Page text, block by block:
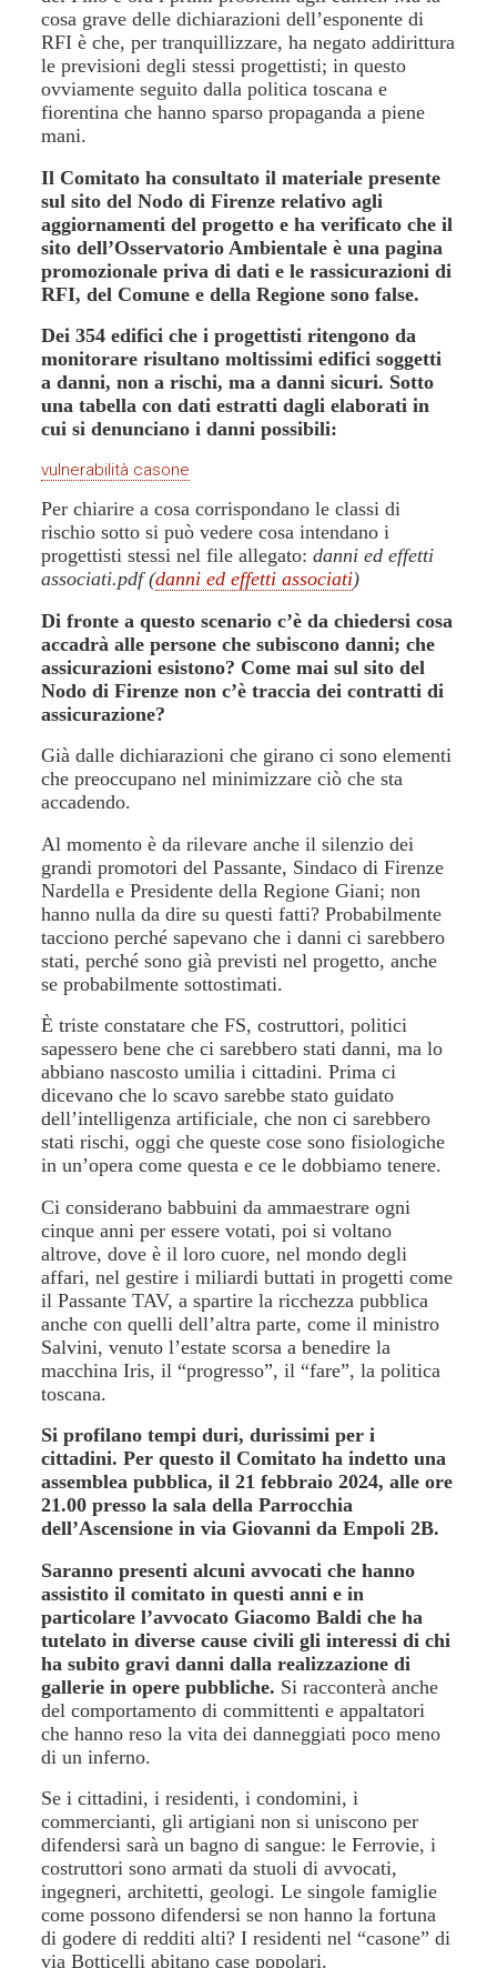
cosa grave delle dichiarazioni dell’esponente di
RFI è che, per tranquillizzare, ha negato addirittura
le previsioni degli stessi progettisti; in questo
ovviamente seguito dalla politica toscana e
fiorentina che hanno sparso propaganda a piene
mani.
Il Comitato ha consultato il materiale presente
sul sito del Nodo di Firenze relativo agli
aggiornamenti del progetto e ha verificato che il
sito dell’Osservatorio Ambientale è una pagina
promozionale priva di dati e le rassicurazioni di
RFI, del Comune e della Regione sono false.
Dei 354 edifici che i progettisti ritengono da
monitorare risultano moltissimi edifici soggetti
a danni, non a rischi, ma a danni sicuri. Sotto
una tabella con dati estratti dagli elaborati in
cui si denunciano i danni possibili:
vulnerabilità casone
Per chiarire a cosa corrispondano le classi di
rischio sotto si può vedere cosa intendano i
progettisti stessi nel file allegato:danni ed effetti
associati.pdf (danni ed effetti associati)
Di fronte a questo scenario c’è da chiedersi cosa
accadrà alle persone che subiscono danni; che
assicurazioni esistono? Come mai sul sito del
Nodo di Firenze non c’è traccia dei contratti di
assicurazione?
Già dalle dichiarazioni che girano ci sono elementi
che preoccupano nel minimizzare ciò che sta
accadendo.
Al momento è da rilevare anche il silenzio dei
grandi promotori del Passante, Sindaco di Firenze
Nardella e Presidente della Regione Giani; non
hanno nulla da dire su questi fatti? Probabilmente
tacciono perché sapevano che i danni ci sarebbero
stati, perché sono già previsti nel progetto, anche
se probabilmente sottostimati.
È triste constatare che FS, costruttori, politici
sapessero bene che ci sarebbero stati danni, ma lo
abbiano nascosto umilia i cittadini. Prima ci
dicevano che lo scavo sarebbe stato guidato
dell’intelligenza artificiale, che non ci sarebbero
stati rischi, oggi che queste cose sono fisiologiche
in un’opera come questa e ce le dobbiamo tenere.
Ci considerano babbuini da ammaestrare ogni
cinque anni per essere votati, poi si voltano
altrove, dove è il loro cuore, nel mondo degli
affari, nel gestire i miliardi buttati in progetti come
il Passante TAV, a spartire la ricchezza pubblica
anche con quelli dell’altra parte, come il ministro
Salvini, venuto l’estate scorsa a benedire la
macchina Iris, il “progresso”, il “fare”, la politica
toscana.
Si profilano tempi duri, durissimi per i
cittadini. Per questo il Comitato ha indetto una
assemblea pubblica, il 21 febbraio 2024, alle ore
21.00 presso la sala della Parrocchia
dell’Ascensione in via Giovanni da Empoli 2B.
Saranno presenti alcuni avvocati che hanno
assistito il comitato in questi anni e in
particolare l’avvocato Giacomo Baldi che ha
tutelato in diverse cause civili gli interessi di chi
ha subito gravi danni dalla realizzazione di
gallerie in opere pubbliche. Si racconterà anche
del comportamento di committenti e appaltatori
che hanno reso la vita dei danneggiati poco meno
di un inferno.
Se i cittadini, i residenti, i condomini, i
commercianti, gli artigiani non si uniscono per
difendersi sarà un bagno di sangue: le Ferrovie, i
costruttori sono armati da stuoli di avvocati,
ingegneri, architetti, geologi. Le singole famiglie
come possono difendersi se non hanno la fortuna
di godere di redditi alti? I residenti nel “casone” di
via Botticelli abitano case popolari.